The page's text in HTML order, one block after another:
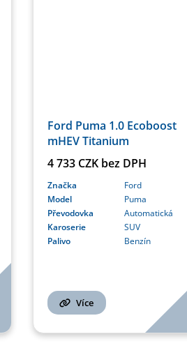
Ford Puma 1.0 Ecoboost
mHEV Titanium
4 733 CZK bez DPH
Značka
Ford
Model
Puma
Převodovka
Automatická
Karoserie
SUV
Palivo
Benzín
Více